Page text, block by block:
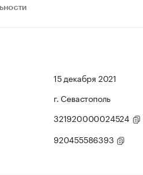
15 декабря 2021
г. Севастополь
321920000024524
920455586393